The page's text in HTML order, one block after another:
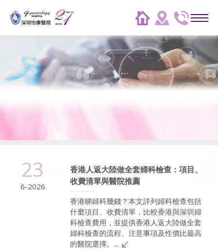
23
6-2026
香港人返大陸做全套婦科檢查：項目、
收費清單與醫院推薦
香港睇婦科幾錢？本文詳列婦科檢查包括
什麼項目、收費清單，比較香港與深圳婦
科檢查費用，並提供香港人返大陸做全套
婦科檢查的流程、注意事項及性價比最高
的醫院選擇。...